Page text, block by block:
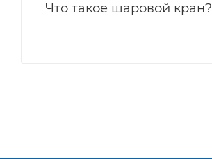
Что такое шаровой кран?